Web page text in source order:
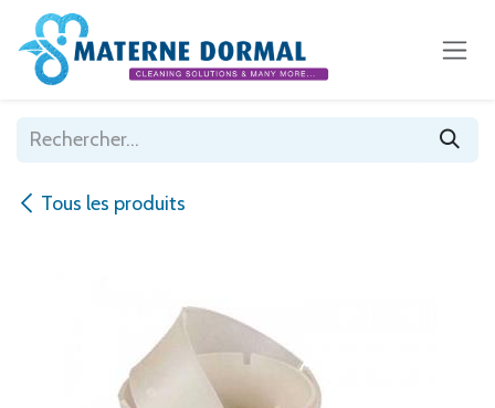
Se rendre au contenu
Tous les produits